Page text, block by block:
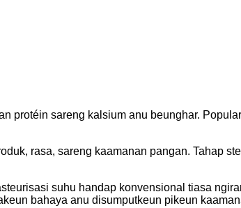
protéin sareng kalsium anu beunghar.
rasa, sareng kaamanan pangan. Tahap
suhu handap konvensional tiasa
bahaya anu disumputkeun pikeun